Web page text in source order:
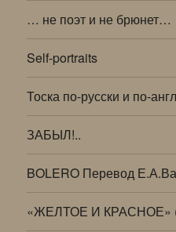
… не поэт и не брюнет…
Self-portraits
Тоска по-русски и по-
ЗАБЫЛ!..
BOLERO Перевод
«ЖЕЛТОЕ И КРАСНОЕ»